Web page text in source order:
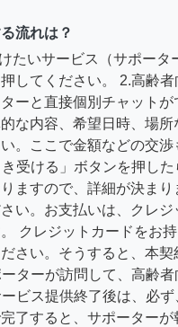
流れは？
たいサービス（サポータ
してください。 2.高齢者
ーと直接個別チャットが
な内容、希望日時、場所
。ここで金額などの交渉
受ける」ボタンを押した
ますので、詳細が決まり
い。お支払いは、クレジ
クレジットカードをお
さい。そうすると、本契
ターが訪問して、高齢者
ビス提供終了後は、必ず
了すると、サポーターが